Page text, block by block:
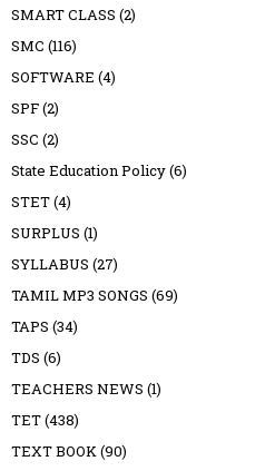
SMART CLASS (2)
SMC (116)
SOFTWARE (4)
SPF(2)
SSC (2)
State Education Policy(6)
STET(4)
SURPLUS (1)
SYLLABUS (27)
TAMIL MP3 SONGS (69)
TAPS (34)
TDS (6)
TEACHERS NEWS (1)
TET(438)
TEXT BOOK(90)